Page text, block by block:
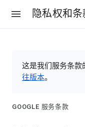
隐私权和条
这是我们服务条款
往版本。
GOOGLE 服务条款